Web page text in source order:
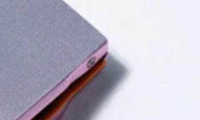
責任感からなのかSONY製が多い